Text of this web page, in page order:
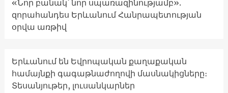
«Նոր բանակ՝ նոր սպառազինությամբ».
զորահանդես Երևանում Հանրապետության
օրվա առթիվ
Երևանում են Եվրոպական քաղաքական
համայնքի գագաթնաժողովի մասնակիցները։
Տեսանյութեր, լուսանկարներ